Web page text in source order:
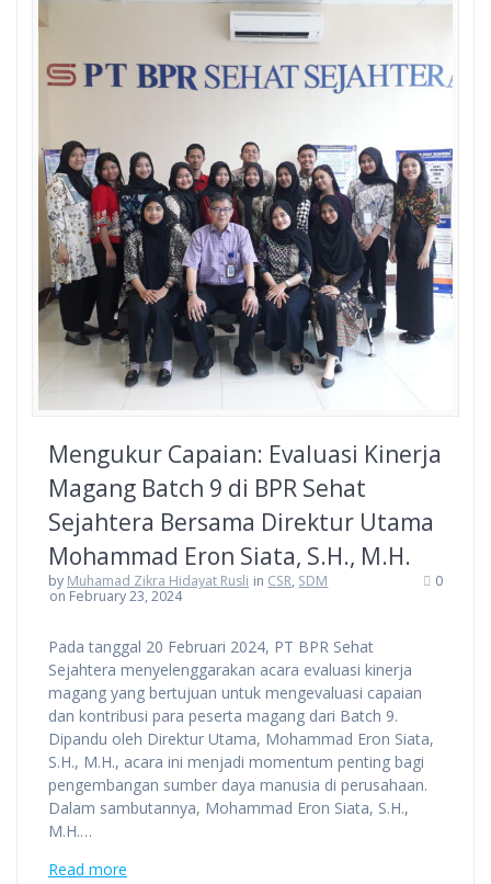
Mengukur Capaian: Evaluasi Kinerja
Magang Batch 9 di BPR Sehat
Sejahtera Bersama Direktur Utama
Mohammad Eron Siata, S.H., M.H.
by Muhamad Zikra Hidayat Rusli in CSR, SDM
on February 23, 2024
0
Pada tanggal 20 Februari 2024, PT BPR Sehat
Sejahtera menyelenggarakan acara evaluasi kinerja
magang yang bertujuan untuk mengevaluasi capaian
dan kontribusi para peserta magang dari Batch 9.
Dipandu oleh Direktur Utama, Mohammad Eron Siata,
S.H., M.H., acara ini menjadi momentum penting bagi
pengembangan sumber daya manusia di perusahaan.
Dalam sambutannya, Mohammad Eron Siata, S.H.,
M.H.…
Read more